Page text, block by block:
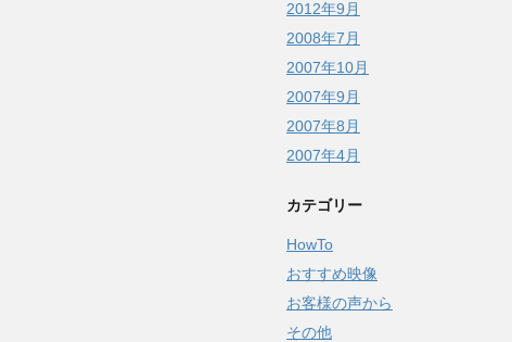
2012年9月
2008年7月
2007年10月
2007年9月
2007年8月
2007年4月
カテゴリー
HowTo
おすすめ映像
お客様の声から
その他